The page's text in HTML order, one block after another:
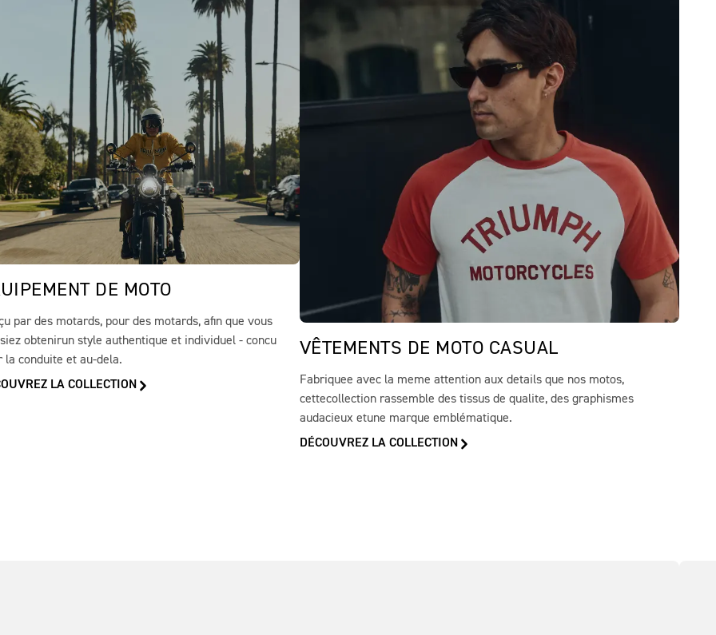
DE MOTO
par des motards, pour des motards, afin que vous
obtenirun style authentique et individuel - concu
la conduite et au-dela.
LA COLLECTION
VÊTEMENTS DE MOTO CASUAL
Fabriquee avec la meme attention aux details que nos motos,
cettecollection rassemble des tissus de qualite, des graphismes
audacieux etune marque emblématique.
DÉCOUVREZ LA COLLECTION